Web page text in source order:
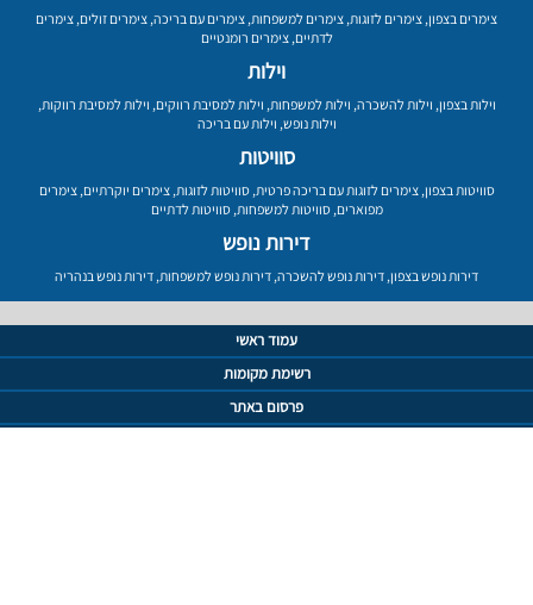
צימרים בצפון, צימרים לזוגות, צימרים למשפחות, צימרים עם בריכה, צימרים זולים, צימרים
לדתיים,צימרים רומנטיים
וילות
וילות בצפון, וילות להשכרה, וילות למשפחות, וילות למסיבת רווקים, וילות למסיבת רווקות,
וילות נופש, וילות עם בריכה
סוויטות
סוויטות בצפון,צימרים לזוגות עם בריכה פרטית,סוויטות לזוגות,צימרים יוקרתיים,צימרים
מפוארים,סוויטות למשפחות,סוויטות לדתיים
דירות נופש
דירות נופש בצפון, דירות נופש להשכרה, דירות נופש למשפחות, דירות נופש בנהריה
עמוד ראשי
רשימת מקומות
פרסום באתר